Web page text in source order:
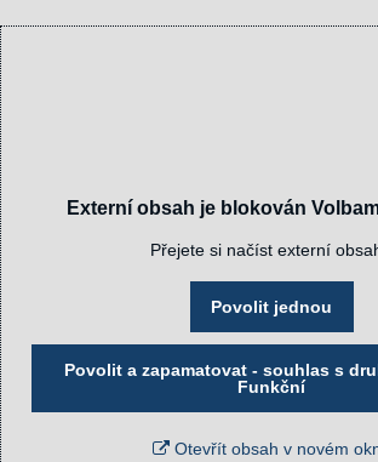
Externí obsah je blokován
Přejete si načíst externí
Povolit jednou
Povolit a zapamatovat - souhlas s
Funkční
Otevřít obsah v novém